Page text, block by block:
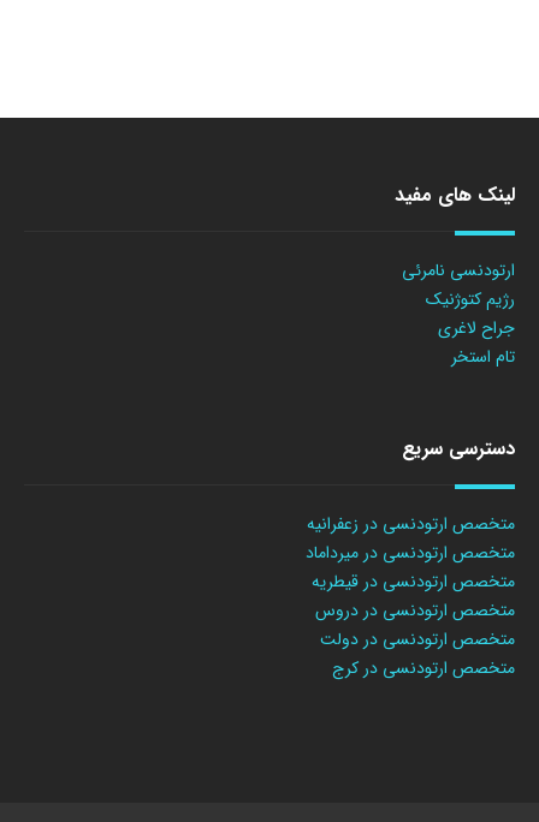
لینک های مفید
ارتودنسی نامرئی
رژیم کتوژنیک
جراح لاغری
تام استخر
دسترسی سریع
متخصص ارتودنسی در زعفرانیه
متخصص ارتودنسی در میرداماد
متخصص ارتودنسی در قیطریه
متخصص ارتودنسی در دروس
متخصص ارتودنسی در دولت
متخصص ارتودنسی در کرج